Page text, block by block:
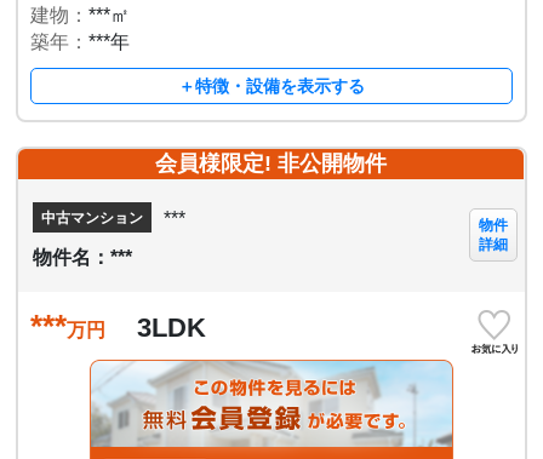
建物：***㎡
築年：***年
＋特徴・設備を表示する
会員様限定! 非公開物件
中古マンション
***
物件名：***
物件
詳細
***万円 3LDK